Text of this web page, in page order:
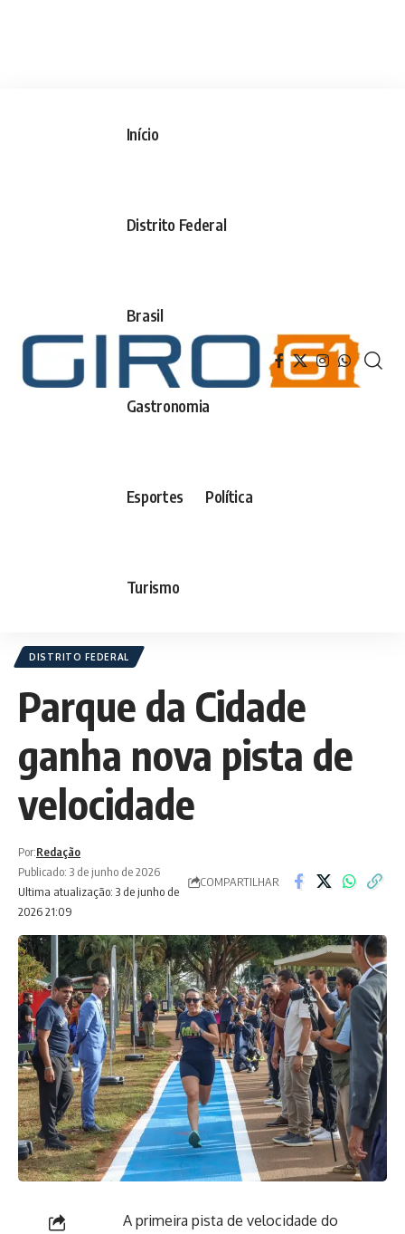
Início
Distrito Federal
Brasil
Gastronomia
Esportes Política
Turismo
DISTRITO FEDERAL
Parque da Cidade
ganha nova pista de
velocidade
Ultima atualização: 3 de junho de
2026 21:09
Por:Redação
Publicado: 3 de junho de 2026
COMPARTILHAR
A primeira pista de velocidade do